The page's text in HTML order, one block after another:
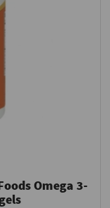
Omega 3-